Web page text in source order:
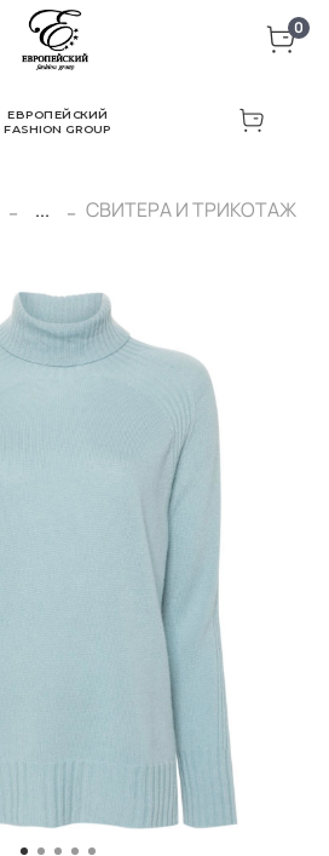
0
ЕВРОПЕЙСКИЙ
FASHION GROUP
... СВИТЕРА И ТРИКОТАЖ